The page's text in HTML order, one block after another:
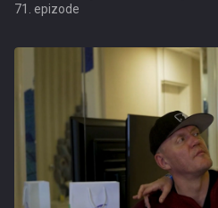
71. epizode